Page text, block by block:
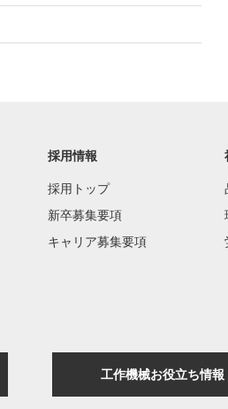
採用情報
採用トップ
新卒募集要項
キャリア募集要項
工作機械お役立ち情報